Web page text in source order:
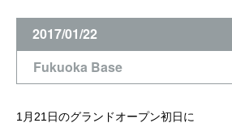
2017/01/22
Fukuoka Base
1月21日のグランドオープン初日に